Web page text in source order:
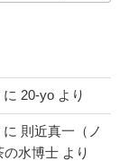
に 20-yo より
に 則近真一（ノ
の水博士 より